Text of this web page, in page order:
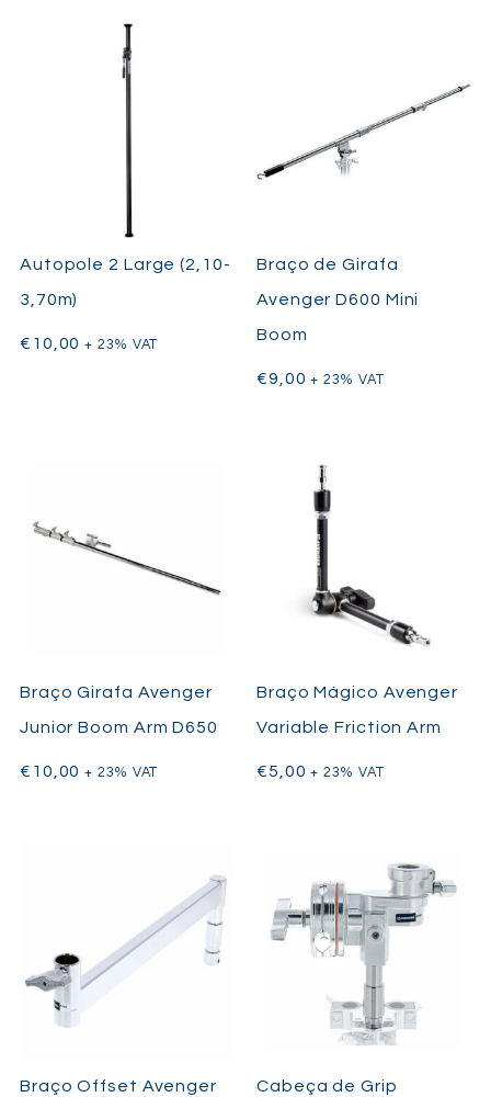
Autopole 2 Large (2,10-
3,70m)
€ 10,00 + 23% VAT
Braço de Girafa
Avenger D600 Mini
Boom
€9,00 + 23% VAT
Braço Girafa Avenger
Junior Boom Arm D650
€ 10,00 + 23% VAT
Braço Mágico Avenger
Variable Friction Arm
€5,00 + 23% VAT
Braço Offset Avenger
Cabeça de Grip